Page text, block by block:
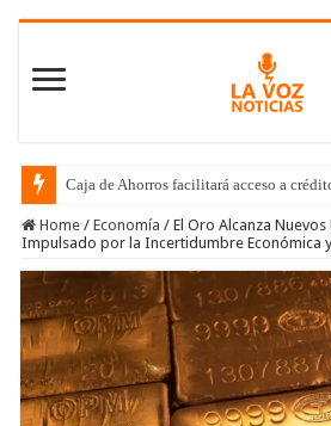
Caja de Ahorros facilitará acceso a
Home / Economía / El Oro Alcanza
Impulsado por la Incertidumbre Económica